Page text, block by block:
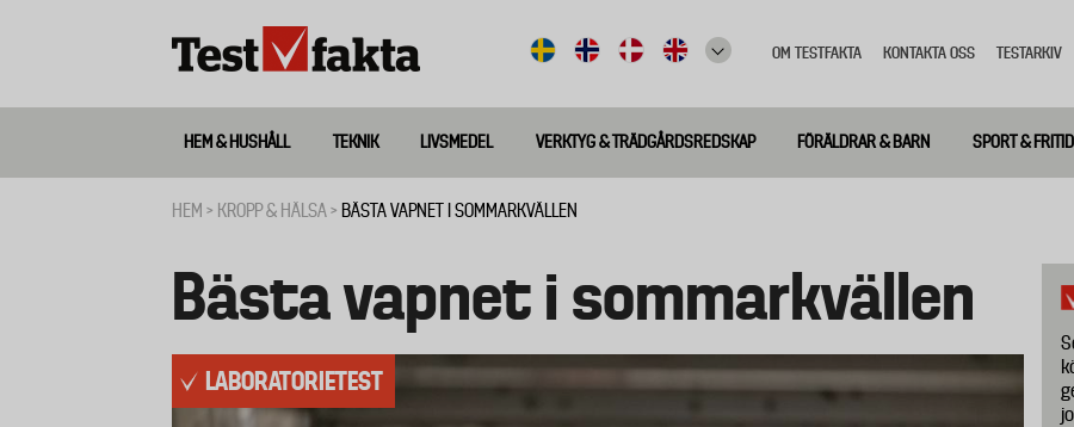
meny
OM TESTFAKTA KONTAKTA OSS TESTARKIV
Huvudmeny
ny
HEM & HUSHÅLL TEKNIK LIVSMEDEL VERKTYG & TRÄDGÅRDSREDSKAP FÖRÄLDRAR & BARN SPORT & FRITID
HEM KROPP & HÄLSA BÄSTA VAPNET I SOMMARKVÄLLEN
Bästa vapnet i sommarkvällen
LABORATORIETEST